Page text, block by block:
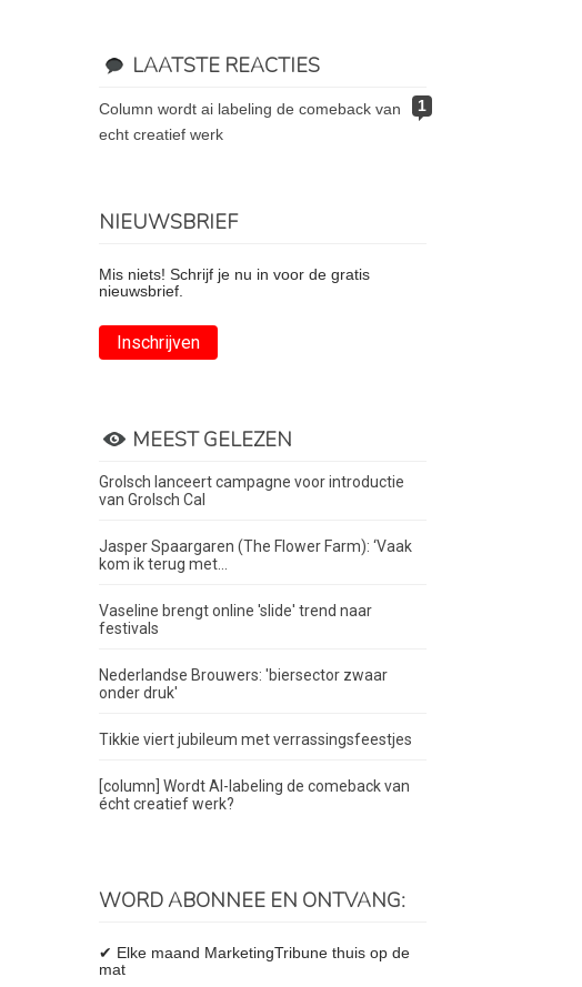
LAATSTE REACTIES
1
column wordt ai labeling de comeback van
echt creatief werk
NIEUWSBRIEF
Mis niets! Schrijf je nu in voor de gratis
nieuwsbrief.
Inschrijven
MEEST GELEZEN
Grolsch lanceert campagne voor introductie
van Grolsch Cal
Jasper Spaargaren (The Flower Farm): ‘Vaak
kom ik terug met...
Vaseline brengt online 'slide' trend naar
festivals
Nederlandse Brouwers: 'biersector zwaar
onder druk'
Tikkie viert jubileum met verrassingsfeestjes
[column] Wordt AI-labeling de comeback van
écht creatief werk?
WORD ABONNEE EN ONTVANG:
✔ Elke maand MarketingTribune thuis op de
mat